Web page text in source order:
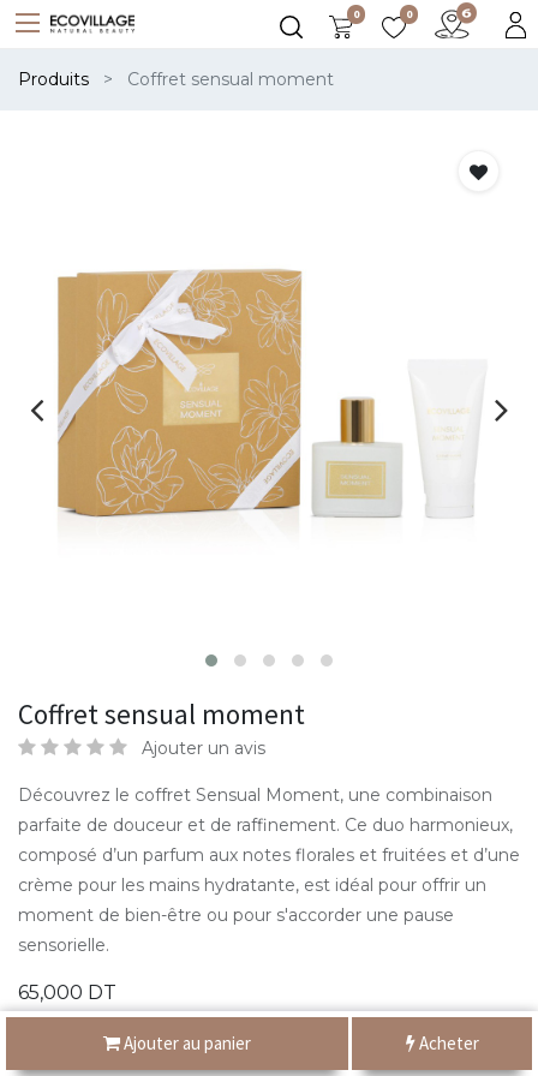
0 0
Produits Coffret sensual moment
Ajouter au panier Acheter
Coffret sensual moment
Ajouter un avis
Découvrez le coffret Sensual Moment, une combinaison
parfaite de douceur et de raffinement. Ce duo harmonieux,
composé d’un parfum aux notes florales et fruitées et d’une
crème pour les mains hydratante, est idéal pour offrir un
moment de bien-être ou pour s'accorder une pause
sensorielle.
65,000 DT